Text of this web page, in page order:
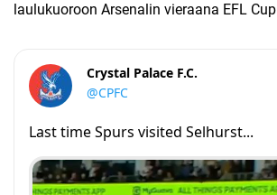
laulukuoroon Arsenalin vieraana EFL
Crystal Palace F.C.
@CPFC
Last time Spurs visited Selhurst...